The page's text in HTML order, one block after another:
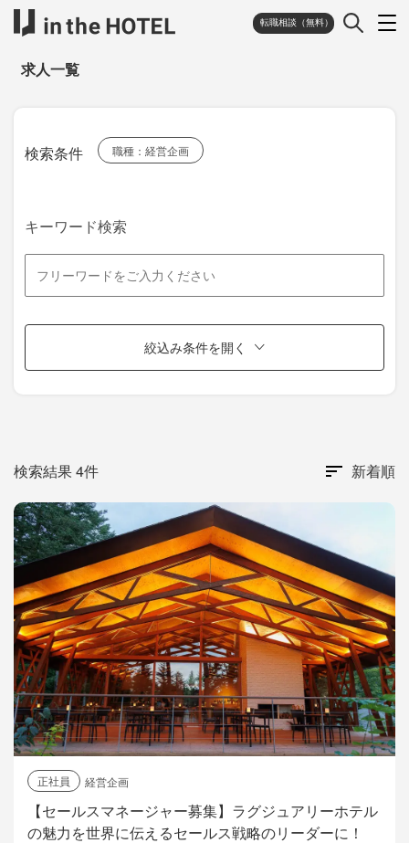
転職相談（無料）
求人一覧
検索条件 職種：経営企画
キーワード検索
絞込み条件を開く
検索結果 4件 新着順
正社員
経営企画
【セールスマネージャー募集】ラグジュアリーホテル
の魅力を世界に伝えるセールス戦略のリーダーに！